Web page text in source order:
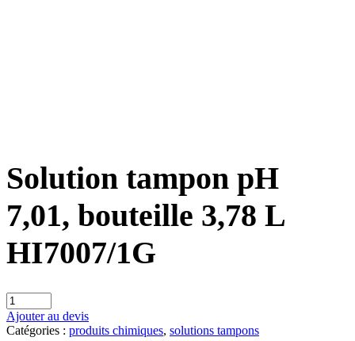
Solution tampon pH
7,01, bouteille 3,78 L
HI7007/1G
Ajouter au devis
Catégories : produits chimiques, solutions tampons